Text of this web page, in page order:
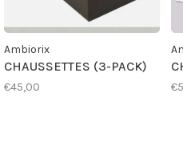
Ambiorix
CHAUSSETTES (3-PACK)
€45,00